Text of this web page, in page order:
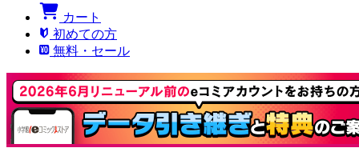
カート
初めての方
無料・セール